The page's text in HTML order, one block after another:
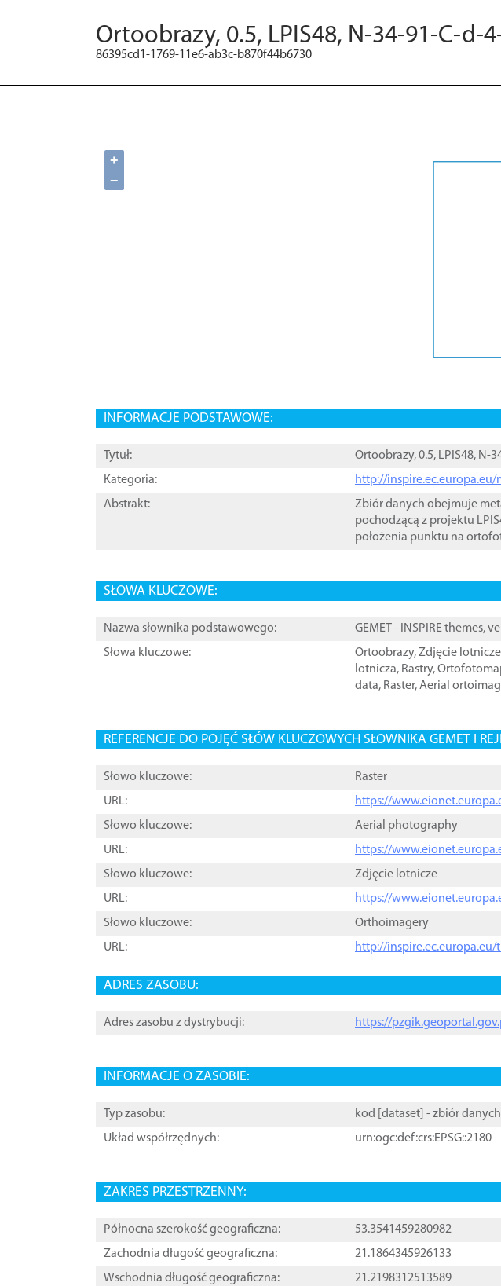
Ortoobrazy, 0.5, LPIS48, N-34-91-C-d-
86395cd1-1769-11e6-ab3c-b870f44b6730
+
−
INFORMACJE PODSTAWOWE:
Tytuł:
Ortoobrazy, 0.5, LPIS48, N-
Kategoria:
http://
Abstrakt:
Zbiór danych obejmuje
pochodzącą z projektu
położenia punktu na
SŁOWA KLUCZOWE:
Nazwa słownika podstawowego:
GEMET - INSPIRE themes,
Słowa kluczowe:
Ortoobrazy,Zdjęcie lotnicze
lotnicza, Rastry,
data, Raster,Aerial
REFERENCJE DO POJĘĆ SŁÓW KLUCZOWYCH SŁOWNIKA GEMET I
Słowo kluczowe:
Raster
URL:
https://
Słowo kluczowe:
Aerial photography
URL:
https://
Słowo kluczowe:
Zdjęcie lotnicze
URL:
https://
Słowo kluczowe:
Orthoimagery
URL:
http://inspire.ec.europa.eu/
ADRES ZASOBU:
Adres zasobu z dystrybucji: https://
INFORMACJE O ZASOBIE:
Typ zasobu: kod [ dataset ] - zbiór danych
Układ współrzędnych:
urn:ogc:def:crs:EPSG::2180
ZAKRES PRZESTRZENNY:
Północna szerokość geograficzna:
53.3541459280982
Zachodnia długość geograficzna:
21.1864345926133
Wschodnia długość geograficzna:
21.2198312513589